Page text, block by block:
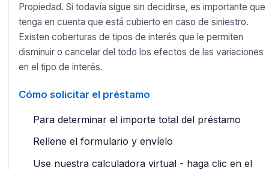
Propiedad. Si todavía sigue sin decidirse, es importante que
tenga en cuenta que está cubierto en caso de siniestro.
Existen coberturas de tipos de interés que le permiten
disminuir o cancelar del todo los efectos de las variaciones
en el tipo de interés.
Cómo solicitar el préstamo
Para determinar el importe total del préstamo
Rellene el formulario y envíelo
Use nuestra calculadora virtual - haga clic en el